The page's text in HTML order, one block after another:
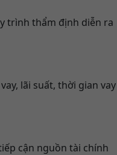
trình thẩm định diễn ra
lãi suất, thời gian vay
cận nguồn tài chính